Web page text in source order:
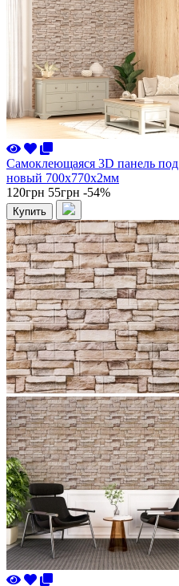
Самоклеющаяся 3D панель
новый 700x770x2мм
120грн 55грн -54%
Купить